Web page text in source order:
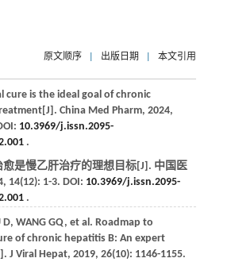
原文顺序 出版日期 本文引用
cure is the ideal goal of chronic
China Med Pharm, 2024,
10.3969/j.issn.2095-
.
愈是慢乙肝治疗的理想目标[J]. 中国医
, 14(12): 1-3. DOI: 10.3969/j.issn.2095-
.
D, WANG GQ, et al . Roadmap to
of chronic hepatitis B: An expert
J Viral Hepat, 2019, 26(10): 1146-1155.